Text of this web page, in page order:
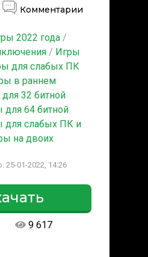
Комментарии
2022 года /
/ Игры
для слабых ПК
в раннем
32 битной
для 64 битной
для слабых ПК и
на двоих
25-01-2022, 14:26
9 617